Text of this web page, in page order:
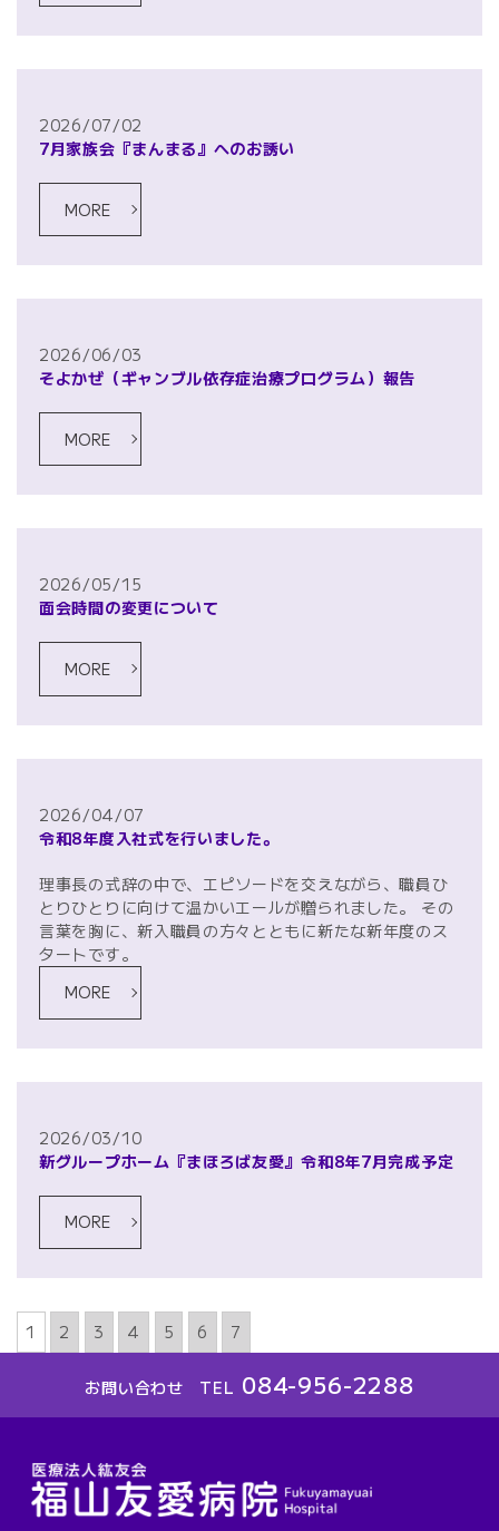
2026/07/02
7月家族会『まんまる』へのお誘い
MORE
2026/06/03
そよかぜ（ギャンブル依存症治療プログラム）報告
MORE
2026/05/15
面会時間の変更について
MORE
2026/04/07
令和8年度入社式を行いました。
理事長の式辞の中で、エピソードを交えながら、職員ひ
とりひとりに向けて温かいエールが贈られました。 その
言葉を胸に、新入職員の方々とともに新たな新年度のス
タートです。
MORE
2026/03/10
新グループホーム『まほろば友愛』令和8年7月完成予定
MORE
1 2 3 4 5 6 7
お問い合わせ TEL 084-956-2288